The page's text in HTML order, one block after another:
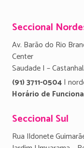
Seccional
Av. Barão do Rio
Center
Saudade I –
(91) 3711-0504|
Horário de
Seccional Sul
Rua Ildonete